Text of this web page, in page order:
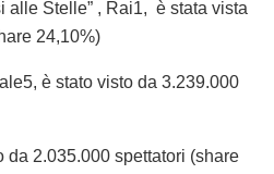
alle Stelle” , Rai1, è stata vista
24,10%)
è stato visto da 3.239.000
da 2.035.000 spettatori (share